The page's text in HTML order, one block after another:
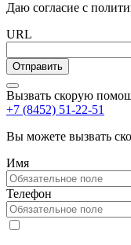
Даю согласие с
URL
Вызвать скорую
+7 (8452) 51-22-51
Вы можете вызвать
Имя
Телефон